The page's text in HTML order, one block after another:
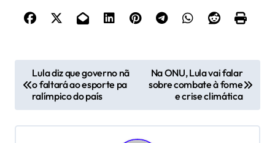
a
v
e
Lula diz que governo nã
o faltará ao esporte pa
ralímpico do país
Na ONU, Lula vai falar
sobre combate à fome
e crise climática